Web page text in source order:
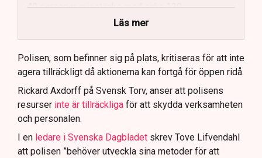
40 personer misstänks med cirka 120
brottsmisstankar kopplade.
Polisen använder drönare och uniformerad polis
för att dokumentera bevis.
Samtidigt är polisarbetet komplext när det gäller
att navigera juridiska rättigheter och gränser.
Läs mer
Polisen, som befinner sig på plats, kritiseras för att inte
agera tillräckligt då aktionerna kan fortgå för öppen ridå.
Rickard Axdorff på Svensk Torv, anser att polisens
resurser inte är tillräckliga för att skydda verksamheten
och personalen.
I en ledare i Svenska Dagbladet skrev Tove Lifvendahl
att polisen ”behöver utveckla sina metoder för att